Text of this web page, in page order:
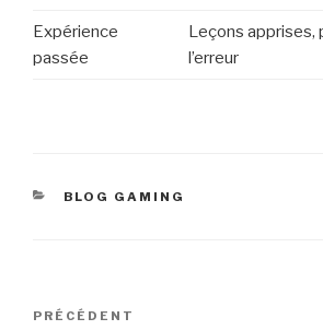
Expérience
passée
Leçons apprises,
l’erreur
CATÉGORIES
BLOG GAMING
Navigation
Article
PRÉCÉDENT